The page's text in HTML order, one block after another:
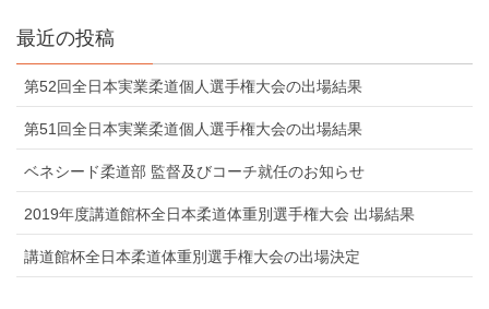
最近の投稿
第52回全日本実業柔道個人選手権大会の出場結果
第51回全日本実業柔道個人選手権大会の出場結果
ベネシード柔道部 監督及びコーチ就任のお知らせ
2019年度講道館杯全日本柔道体重別選手権大会 出場結果
講道館杯全日本柔道体重別選手権大会の出場決定